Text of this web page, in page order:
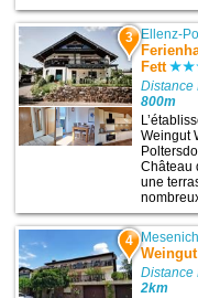
3 Ellenz-
Fett
Distance
800m
Weingut
Château
une
4 Mesenich
Distance
2km